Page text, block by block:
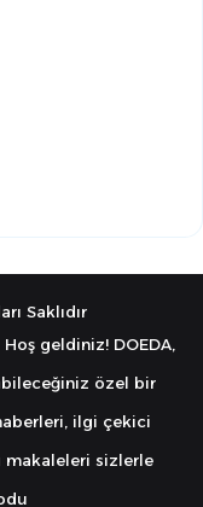
Saklıdır
geldiniz! DOEDA,
özel bir
ilgi çekici
sizlerle